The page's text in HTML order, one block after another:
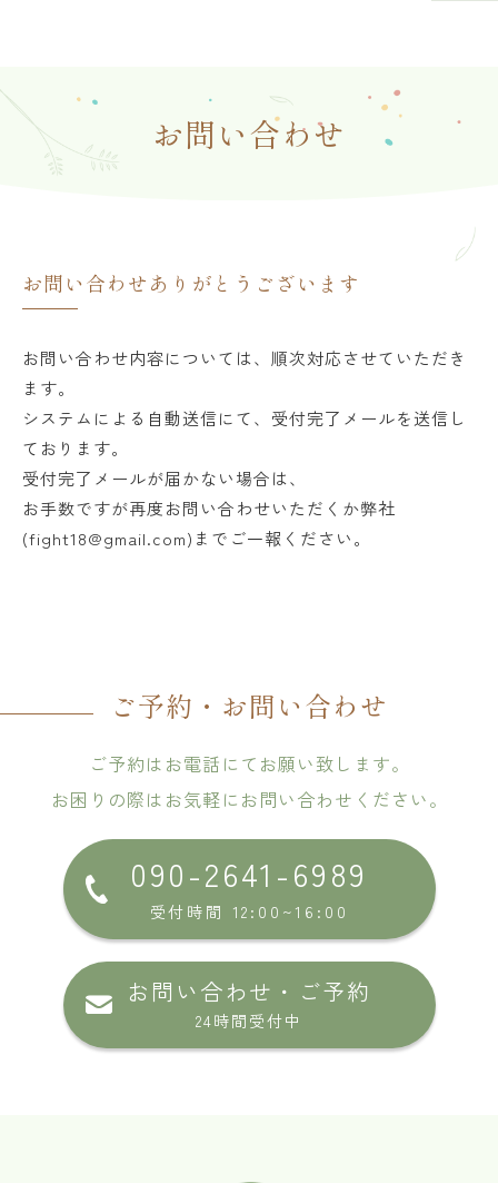
お問い合わせ
お問い合わせありがとうございます
お問い合わせ内容については、順次対応させていただき
ます。
システムによる自動送信にて、受付完了メールを送信し
ております。
受付完了メールが届かない場合は、
お手数ですが再度お問い合わせいただくか弊社
(fight18@gmail.com)までご一報ください。
ご予約・お問い合わせ
ご予約はお電話にてお願い致します。
お困りの際はお気軽にお問い合わせください。
090-2641-6989
受付時間 12:00~16:00
お問い合わせ・ご予約
24時間受付中